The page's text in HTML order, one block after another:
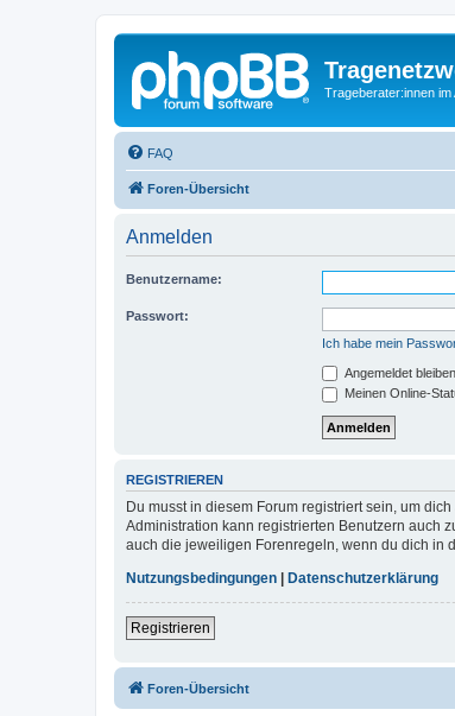
Trageberater:innen im
FAQ
Foren-Übersicht
Anmelden
Benutzername:
Passwort:
Ich habe mein
Angemeldet bleiben
Meinen Online-
REGISTRIEREN
Du musst in diesem Forum registriert sein, um
Administration kann registrierten Benutzern auch
auch die jeweiligen Forenregeln, wenn du dich in
Nutzungsbedingungen
Datenschutzerklärung
Registrieren
Foren-Übersicht